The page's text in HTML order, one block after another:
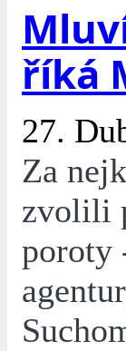
říká
27.
Za
zvolili
poroty